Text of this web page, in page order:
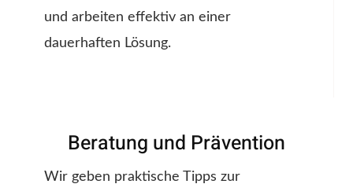
und arbeiten effektiv an einer
dauerhaften Lösung.
Beratung und Prävention
Wir geben praktische Tipps zur